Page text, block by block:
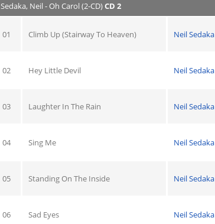
Sedaka, Neil - Oh Carol (2-CD)CD 2
01 Climb Up (Stairway To Heaven) Neil Sedaka
02 Hey Little Devil Neil Sedaka
03 Laughter In The Rain Neil Sedaka
04 Sing Me Neil Sedaka
05 Standing On The Inside Neil Sedaka
06 Sad Eyes Neil Sedaka